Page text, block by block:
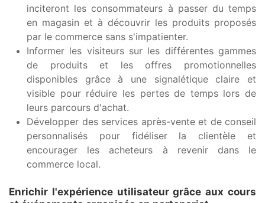
inciteront les consommateurs à passer du temps
en magasin et à découvrir les produits proposés
par le commerce sans s'impatienter.
Informer les visiteurs sur les différentes gammes
de produits et les offres promotionnelles
disponibles grâce à une signalétique claire et
visible pour réduire les pertes de temps lors de
leurs parcours d'achat.
Développer des services après-vente et de conseil
personnalisés pour fidéliser la clientèle et
encourager les acheteurs à revenir dans le
commerce local.
Enrichir l'expérience utilisateur grâce aux cours